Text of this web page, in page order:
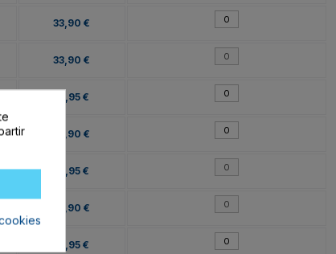
33,90 €
33,90 €
16,95 €
33,90 €
16,95 €
33,90 €
16,95 €